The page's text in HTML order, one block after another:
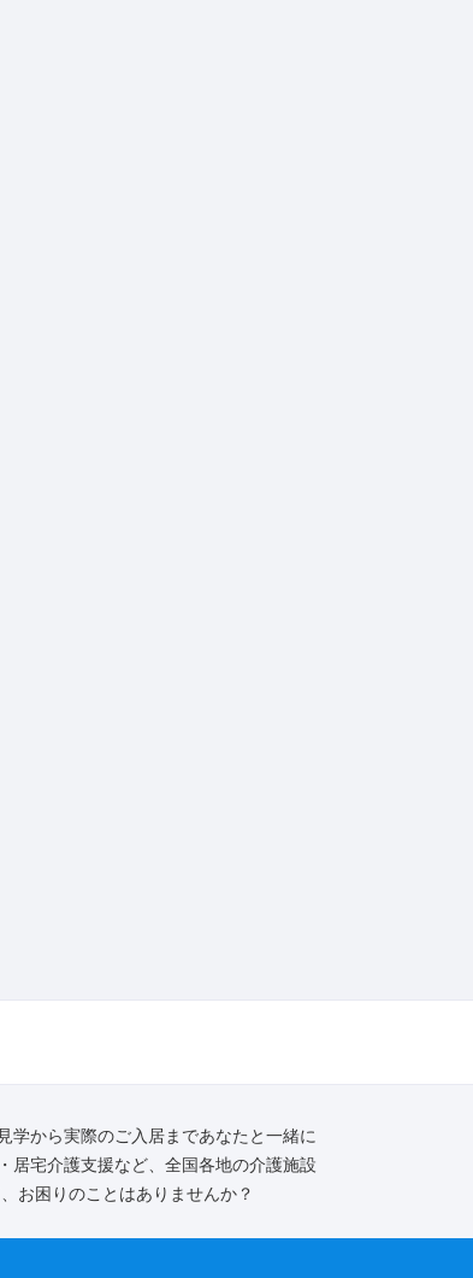
から実際のご入居まであなたと一緒に
居宅介護支援など、全国各地の介護施設
お困りのことはありませんか？